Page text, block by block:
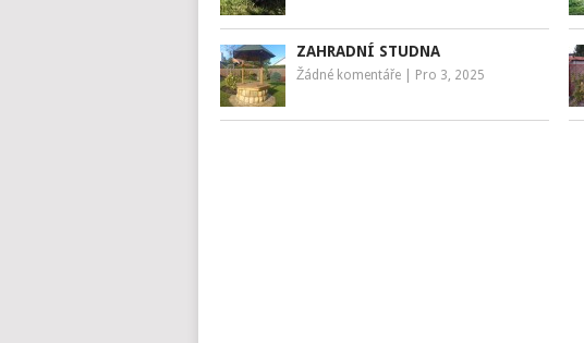
ZAHRADNÍ STUDNA
Žádné komentáře Pro 3, 2025